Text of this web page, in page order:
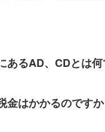
あるAD、CDとは何
金はかかるのですか